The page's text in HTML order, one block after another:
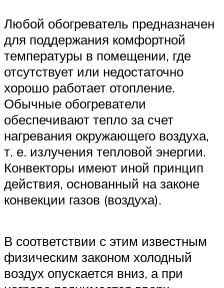
Любой обогреватель предназначен
для поддержания комфортной
температуры в помещении, где
отсутствует или недостаточно
хорошо работает отопление.
Обычные обогреватели
обеспечивают тепло за счет
нагревания окружающего воздуха,
т. е. излучения тепловой энергии.
Конвекторы имеют иной принцип
действия, основанный на законе
конвекции газов (воздуха).
В соответствии с этим известным
физическим законом холодный
воздух опускается вниз, а при